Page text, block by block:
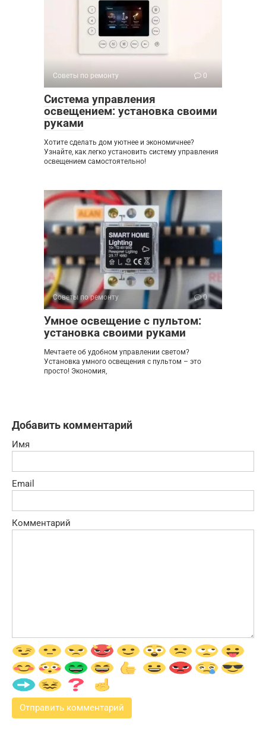
Советы по ремонту 0
Система управления
освещением: установка своими
руками
Хотите сделать дом уютнее и экономичнее?
Узнайте, как легко установить систему управления
освещением самостоятельно!
Советы по ремонту 0
Умное освещение с пультом:
установка своими руками
Мечтаете об удобном управлении светом?
Установка умного освещения с пультом – это
просто! Экономия,
Добавить комментарий
Имя
Email
Комментарий